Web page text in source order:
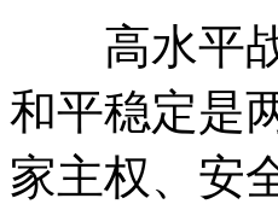
高水平战
和平稳定是
家主权、安